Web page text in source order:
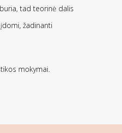
tad teorinė dalis
žadinanti
mokymai.